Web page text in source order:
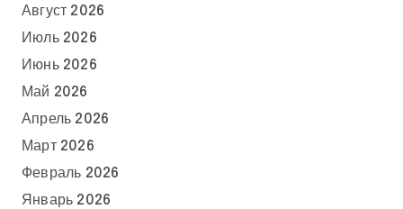
Август 2026
Июль 2026
Июнь 2026
Май 2026
Апрель 2026
Март 2026
Февраль 2026
Январь 2026